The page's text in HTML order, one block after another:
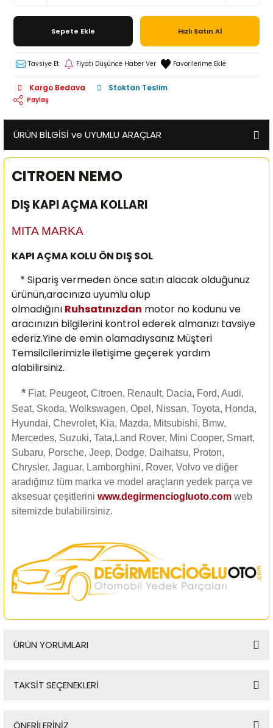
Sepete Ekle Hızlı Satın Al
Tavsiye Et Fiyatı Düşünce Haber Ver
Kargo Bedava Stoktan Teslim
Paylaş
ÜRÜN BİLGİSİ ve UYUMLU ARAÇLAR
CITROEN NEMO
DIŞ KAPI AÇMA KOLLARI
MITA MARKA
KAPI AÇMA KOLU ÖN DIŞ SOL
* Sipariş vermeden önce satın alacak olduğunuz
ürünün,aracınıza uyumlu olup
olmadığını Ruhsatınızdan motor no kodunu ve
aracınızın bilgilerini kontrol ederek almanızı tavsiye
ederiz.Yine de emin olamadıysanız Müşteri
Temsilcilerimizle iletişime geçerek yardım
alabilirsiniz.
* Fiat, Peugeot, Citroen, Renault, Dacia, Ford, Audi,
Seat, Skoda, Wolkswagen, Opel, Nissan, Toyota, Honda,
Hyundai, Chevrolet, Kia, Mazda, Mitsubishi, Bmw,
Mercedes, Suzuki, Tata,Land Rover, Mini Cooper, Smart,
Subaru, Porsche, Jeep, Dodge, Daihatsu, Proton,
Chrysler, Jaguar, Lamborghini, Rover, Volvo ve diğer
aradığınız tüm marka ve model araçların yedek parça ve
aksesuar çeşitlerini www.degirmenciogluoto.com web
sitemizde bulabilirsiniz.
ÜRÜN YORUMLARI
TAKSİT SEÇENEKLERİ
ÖNERİLERİNİZ